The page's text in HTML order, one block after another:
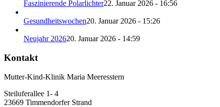
Faszinierende Polarlichter22. Januar 2026 - 16:56
Gesundheitswochen20. Januar 2026 - 15:26
Neujahr 202620. Januar 2026 - 14:59
Kontakt
Mutter-Kind-Klinik Maria Meeresstern
Steiluferallee 1- 4
23669 Timmendorfer Strand